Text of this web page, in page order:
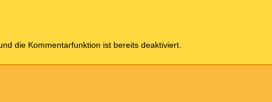
die Kommentarfunktion ist bereits deaktiviert.